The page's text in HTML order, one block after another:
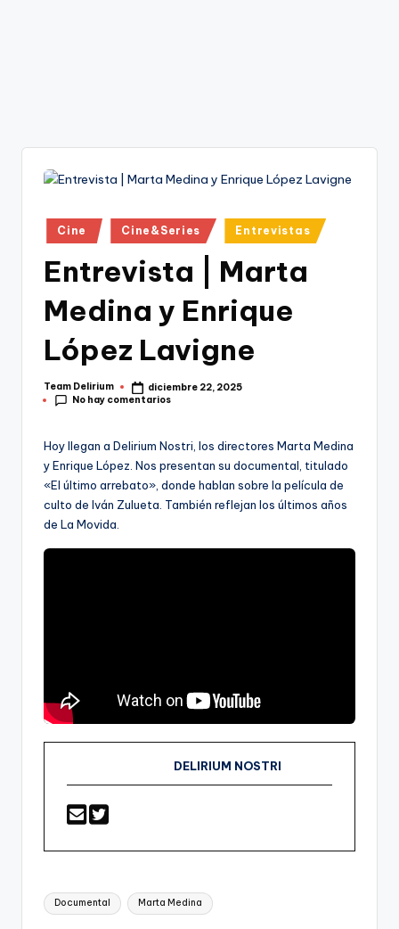
Publicado
en
Cine Cine&Series Entrevistas
Entrevista | Marta
Medina y Enrique
López Lavigne
Publicado
por
Team Delirium
diciembre 22, 2025
No hay comentarios
Hoy llegan a Delirium Nostri, los directores Marta Medina
y Enrique López. Nos presentan su documental, titulado
«El último arrebato», donde hablan sobre la película de
culto de Iván Zulueta. También reflejan los últimos años
de La Movida.
DELIRIUM NOSTRI
Etiquetas:
Documental Marta Medina